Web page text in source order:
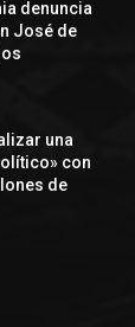
denuncia
José de
una
con
de